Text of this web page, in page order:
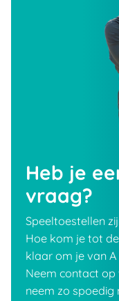
Heb je
vraag?
Speeltoestellen
Hoe kom je tot
klaar om je van
Neem contact
neem zo